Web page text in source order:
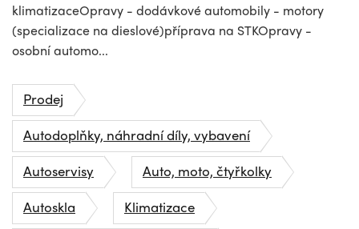
klimatizaceOpravy - dodávkové automobily - motory
(specializace na dieslové)příprava na STKOpravy -
osobní automo...
Prodej
Autodoplňky, náhradní díly, vybavení
Autoservisy
Auto, moto, čtyřkolky
Autoskla
Klimatizace